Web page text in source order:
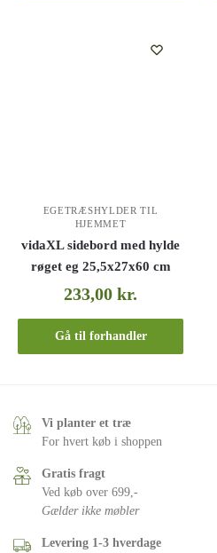
EGETRÆSHYLDER TIL
HJEMMET
vidaXL sidebord med hylde
røget eg 25,5x27x60 cm
233,00kr.
Gå til forhandler
Vi planter et træ
For hvert køb i shoppen
Gratis fragt
Ved køb over 699,-
Gælder ikke møbler
Levering 1-3 hverdage